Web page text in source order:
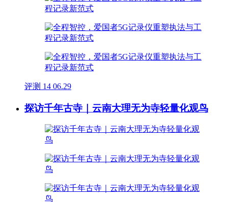
评测 14 06.29
探访千年古寺｜云南大理无为寺轻量化观鸟